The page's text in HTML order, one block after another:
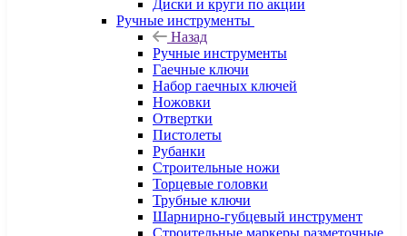
Диски и круги по акции
Ручные инструменты
Назад
Ручные инструменты
Гаечные ключи
Набор гаечных ключей
Ножовки
Отвертки
Пистолеты
Рубанки
Строительные ножи
Торцевые головки
Трубные ключи
Шарнирно-губцевый инструмент
Строительные маркеры разметочные